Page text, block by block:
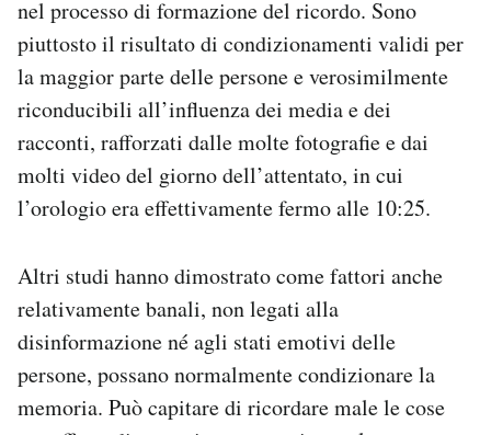
nel processo di formazione del ricordo. Sono
piuttosto il risultato di condizionamenti validi per
la maggior parte delle persone e verosimilmente
riconducibili all’influenza dei media e dei
racconti, rafforzati dalle molte fotografie e dai
molti video del giorno dell’attentato, in cui
l’orologio era effettivamente fermo alle 10:25.
Altri studi hanno dimostrato come fattori anche
relativamente banali, non legati alla
disinformazione né agli stati emotivi delle
persone, possano normalmente condizionare la
memoria. Può capitare di ricordare male le cose